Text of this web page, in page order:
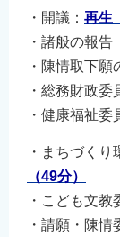
・開議： 再生
・諸般の報告
・陳情取下願
・総務財政
・健康福祉
・まちづくり
（49分）
・こども文
・請願・陳